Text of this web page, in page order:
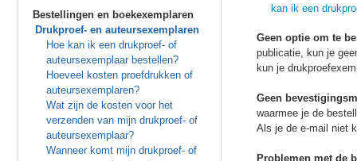
Bestellingen en boekexemplaren
Drukproef- en auteursexemplaren
Hoe kan ik een drukproef- of
auteursexemplaar bestellen?
Hoeveel kosten proefdrukken of
auteursexemplaren?
Wat zijn de kosten voor het
verzenden van mijn drukproef- of
auteursexemplaar?
Wanneer komt mijn drukproef- of
kan ik een
Geen optie om te
publicatie, kun je
kun je
Geen
waarmee je de
Als je de e-mail niet
Problemen met de